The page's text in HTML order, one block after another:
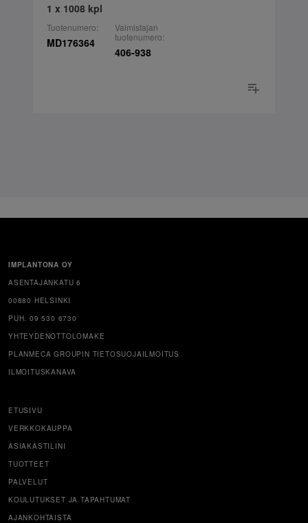
1 x 1008 kpl
Tuotenumero:
MD176364
Valmistajan
tuotenumero:
406-938
IMPLANTONA OY
ASENTAJANKATU 6
00880 HELSINKI
PUH. 09 530 6730
YHTEYDENOTTOLOMAKE
PLANMECA GROUPIN TIETOSUOJAILMOITUS
ILMOITUSKANAVA
ETUSIVU
VERKKOKAUPPA
ASIAKASTILINI
TUOTTEET
PALVELUT
KOULUTUKSET JA TAPAHTUMAT
AJANKOHTAISTA